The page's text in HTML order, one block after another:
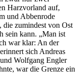
Harzvorland auf,
und Abbenrode
die zumindest von Ost
sein kann. „Man ist
war klar: An der
sich Andreas
Wolfgang Engler
war die Grenze ein